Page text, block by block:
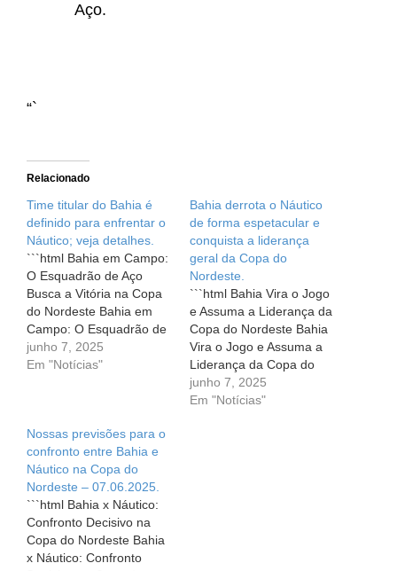
Aço.
“`
Relacionado
Time titular do Bahia é
definido para enfrentar o
Náutico; veja detalhes.
```html Bahia em Campo:
O Esquadrão de Aço
Busca a Vitória na Copa
do Nordeste Bahia em
Campo: O Esquadrão de
Aço Busca a Vitória na
Copa do Nordeste Neste
Nova. O Bahia, um dos…
junho 7, 2025
Em "Notícias"
Bahia derrota o Náutico
de forma espetacular e
conquista a liderança
geral da Copa do
Nordeste.
```html Bahia Vira o Jogo
e Assuma a Liderança da
Copa do Nordeste Bahia
Vira o Jogo e Assuma a
Liderança da Copa do
Nordeste No mundo do
futebol, a emoção é
junho 7, 2025
Em "Notícias"
Nossas previsões para o
confronto entre Bahia e
Náutico na Copa do
Nordeste – 07.06.2025.
```html Bahia x Náutico:
Confronto Decisivo na
Copa do Nordeste Bahia
x Náutico: Confronto